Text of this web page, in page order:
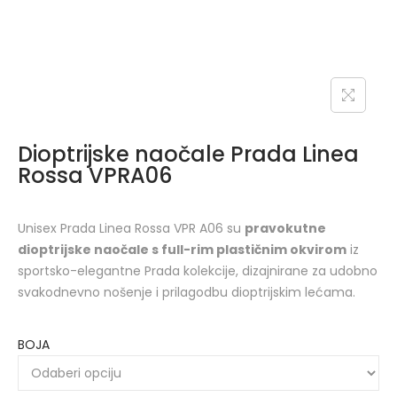
Dioptrijske naočale Prada Linea
Rossa VPRA06
Unisex Prada Linea Rossa VPR A06 su pravokutne
dioptrijske naočale s full-rim plastičnim okvirom iz
sportsko-elegantne Prada kolekcije, dizajnirane za udobno
svakodnevno nošenje i prilagodbu dioptrijskim lećama.
BOJA